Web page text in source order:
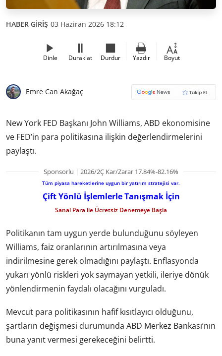
HABER GİRİŞ 03 Haziran 2026 18:12
Dinle Duraklat Durdur Yazdır Boyut
Emre Can Akağaç
New York FED Başkanı John Williams, ABD ekonomisine
ve FED’in para politikasına ilişkin değerlendirmelerini
paylaştı.
Sponsorlu | 2026/2Ç Kar/Zarar 17.84%-82.16%
Tüm piyasa hareketlerine uygun bir yatırım stratejisi var.
Çift Yönlü İşlemlerle Tanışmak İçin
Sanal Para ile Ücretsiz Denemeye Başla
Politikanın tam uygun yerde bulunduğunu söyleyen
Williams, faiz oranlarının artırılmasına veya
indirilmesine gerek olmadığını paylaştı. Enflasyonda
yukarı yönlü riskleri yok saymayan yetkili, ileriye dönük
yönlendirmenin faydalı olacağını vurguladı.
Mevcut para politikasının hafif kısıtlayıcı olduğunu,
şartların değişmesi durumunda ABD Merkez Bankası’nın
buna yanıt vermesi gerekeceğini belirtti.